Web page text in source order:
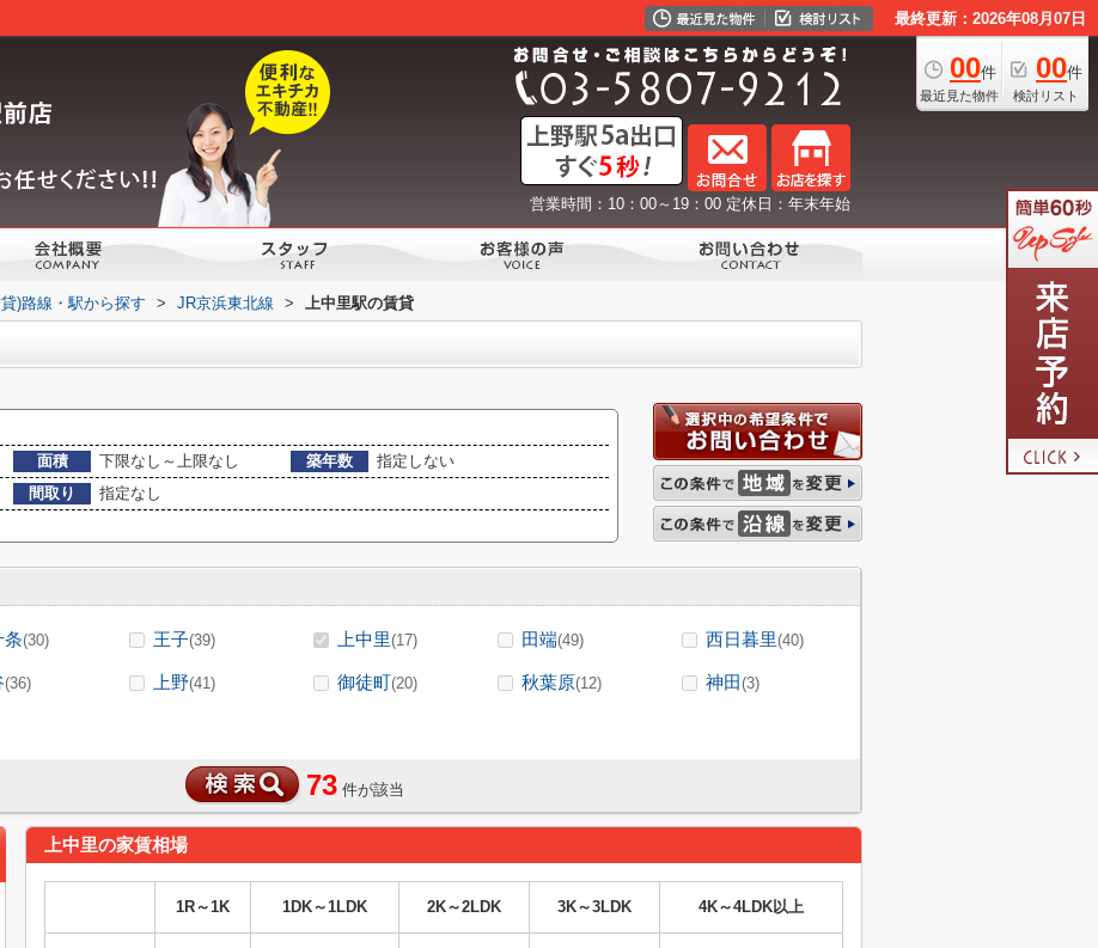
最終更新：2026年08月07日
00件
最近見た物件
00件
検討リスト
営業時間：10：00～19：00 定休日：年末年始
)路線・駅から探す > JR京浜東北線 > 上中里駅の賃貸
面積 下限なし～上限なし 築年数
指定しない
間取り
指定なし
条(30) 王子(39) 上中里(17) 田端(49) 西日暮里(40)
(36) 上野(41) 御徒町(20) 秋葉原(12) 神田(3)
73 件が該当
上中里の家賃相場
1R～1K 1DK～1LDK 2K～2LDK 3K～3LDK 4K～4LDK以上